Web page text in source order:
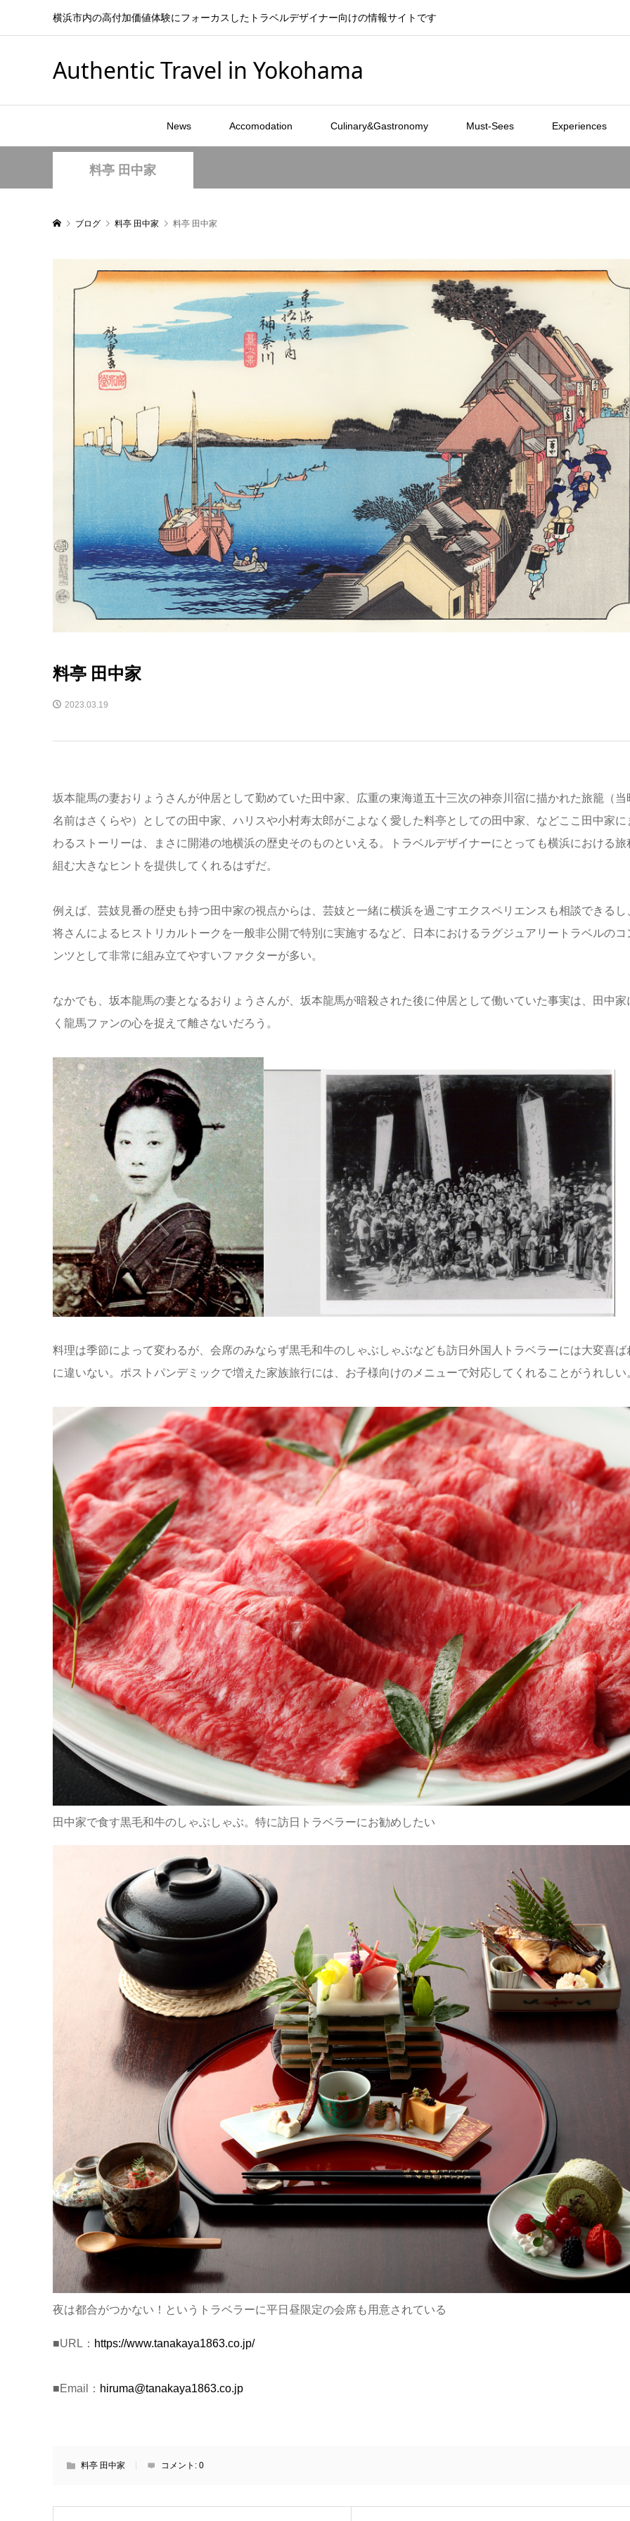
横浜市内の高付加価値体験にフォーカスしたトラベルデザイナー向けの情報サイトです
Authentic Travel in Yokohama
News Accomodation Culinary&Gastronomy Must-Sees Experiences
料亭 田中家
ブログ 料亭 田中家 料亭 田中家
料亭 田中家
2023.03.19
坂本龍馬の妻おりょうさんが仲居として勤めていた田中家、広重の東海道五十三次の神奈川宿に描かれた旅籠（当
名前はさくらや）としての田中家、ハリスや小村寿太郎がこよなく愛した料亭としての田中家、などここ田中家に
わるストーリーは、まさに開港の地横浜の歴史そのものといえる。トラベルデザイナーにとっても横浜における旅
組む大きなヒントを提供してくれるはずだ。
例えば、芸妓見番の歴史も持つ田中家の視点からは、芸妓と一緒に横浜を過ごすエクスペリエンスも相談できるし
将さんによるヒストリカルトークを一般非公開で特別に実施するなど、日本におけるラグジュアリートラベルのコ
ンツとして非常に組み立てやすいファクターが多い。
なかでも、坂本龍馬の妻となるおりょうさんが、坂本龍馬が暗殺された後に仲居として働いていた事実は、田中家
く龍馬ファンの心を捉えて離さないだろう。
料理は季節によって変わるが、会席のみならず黒毛和牛のしゃぶしゃぶなども訪日外国人トラベラーには大変喜ば
に違いない。ポストパンデミックで増えた家族旅行には、お子様向けのメニューで対応してくれることがうれしい
田中家で食す黒毛和牛のしゃぶしゃぶ。特に訪日トラベラーにお勧めしたい
夜は都合がつかない！というトラベラーに平日昼限定の会席も用意されている
■URL： https://www.tanakaya1863.co.jp/
■Email： hiruma@tanakaya1863.co.jp
料亭 田中家 コメント: 0